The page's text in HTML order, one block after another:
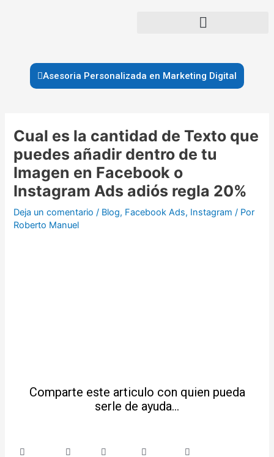
Asesoria Personalizada en Marketing Digital
Cual es la cantidad de Texto que
puedes añadir dentro de tu
Imagen en Facebook o
Instagram Ads adiós regla 20%
Deja un comentario / Blog, Facebook Ads, Instagram / Por
Roberto Manuel
Comparte este articulo con quien pueda
serle de ayuda…
entradas